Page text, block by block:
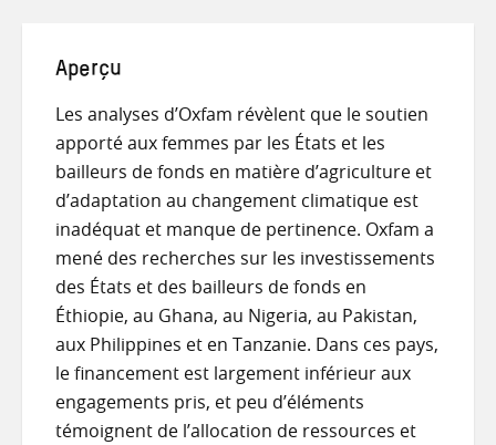
Aperçu
Les analyses d’Oxfam révèlent que le soutien
apporté aux femmes par les États et les
bailleurs de fonds en matière d’agriculture et
d’adaptation au changement climatique est
inadéquat et manque de pertinence. Oxfam a
mené des recherches sur les investissements
des États et des bailleurs de fonds en
Éthiopie, au Ghana, au Nigeria, au Pakistan,
aux Philippines et en Tanzanie. Dans ces pays,
le financement est largement inférieur aux
engagements pris, et peu d’éléments
témoignent de l’allocation de ressources et